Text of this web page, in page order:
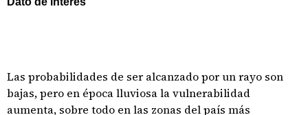
Las probabilidades de ser alcanzado por un rayo son
bajas, pero en época lluviosa la vulnerabilidad
aumenta, sobre todo en las zonas del país más